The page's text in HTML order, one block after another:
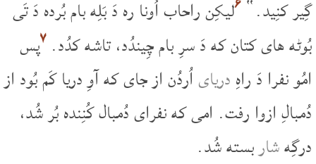
گِیر کنِید.“ لیکِن راحاب اُونا ره دَ بَلِه بام بُرده دَ تَی
بُوٹه های کتان که دَ سرِ بام چِیندُد، تاشه کدُد.۷پس
امُو نفرا دَ راهِدریایاُردُن از جای که آوِ دریا کَم بُود از
دُمبالِ ازوا رفت. امی که نفرای دُمبال کُنِنده بُر شُد،
درگِهشاربسته شُد.